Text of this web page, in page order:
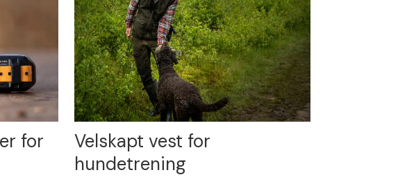
for
Velskapt vest for
hundetrening